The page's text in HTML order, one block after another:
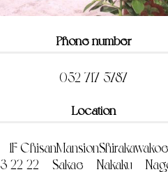
Phone number
052-717-5787
Location
1F
3-22-22 Sakae Nakaku